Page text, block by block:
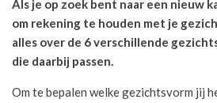
Als je op zoek bent naar een nieuw
om rekening te houden met je
alles over de 6 verschillende
die daarbij passen.
Om te bepalen welke gezichtsvorm jij